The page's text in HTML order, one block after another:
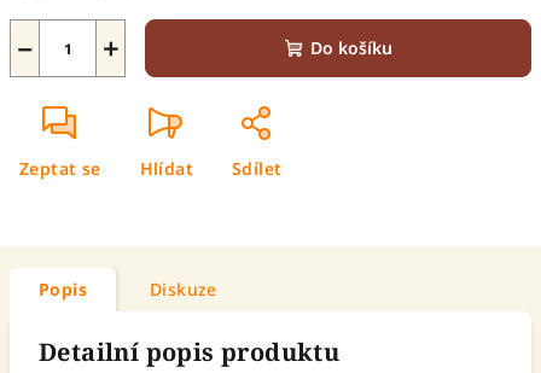
+
− Do košíku
Zeptat se Hlídat Sdílet
Popis Diskuze
Detailní popis produktu